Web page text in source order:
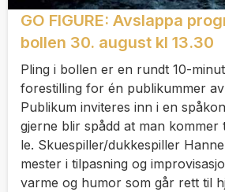
GO FIGURE: Avslappa
bollen 30. august kl 13.30
Pling i bollen er en rundt 10-
forestilling for én publikummer
Publikum inviteres inn i en
gjerne blir spådd at man kommer
le. Skuespiller/dukkespiller
mester i tilpasning og
varme og humor som går rett til